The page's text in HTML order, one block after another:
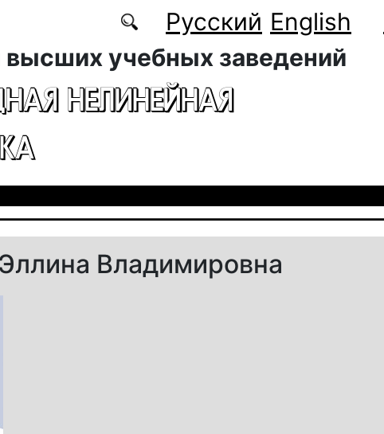
Русский English
высших учебных заведений
НЕЛИНЕЙНАЯ
Владимировна